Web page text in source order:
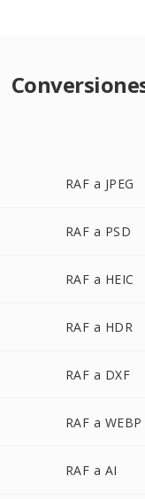
RAF a JPEG
RAF a PSD
RAF a HEIC
RAF a HDR
RAF a DXF
RAF a WEBP
RAF a AI